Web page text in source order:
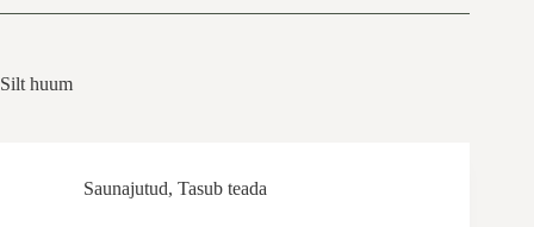
Silt huum
Saunajutud, Tasub teada